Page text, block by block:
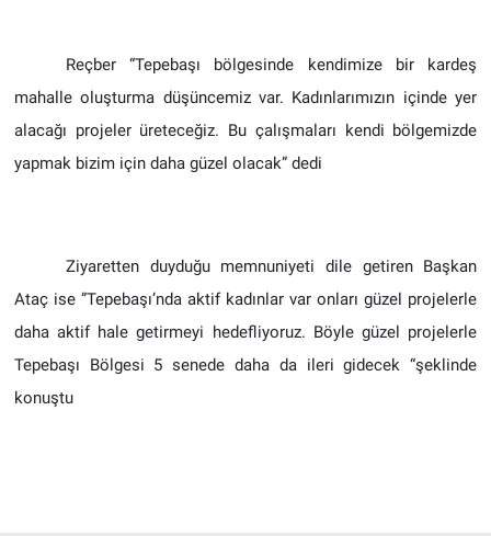
Reçber “Tepebaşı bölgesinde kendimize bir kardeş
mahalle oluşturma düşüncemiz var. Kadınlarımızın içinde yer
alacağı projeler üreteceğiz. Bu çalışmaları kendi bölgemizde
yapmak bizim için daha güzel olacak” dedi
Ziyaretten duyduğu memnuniyeti dile getiren Başkan
Ataç ise ”Tepebaşı’nda aktif kadınlar var onları güzel projelerle
daha aktif hale getirmeyi hedefliyoruz. Böyle güzel projelerle
Tepebaşı Bölgesi 5 senede daha da ileri gidecek “şeklinde
konuştu